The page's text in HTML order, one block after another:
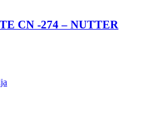
CN -274 – NUTTER